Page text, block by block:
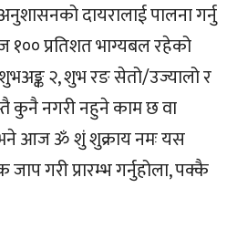
दायरालाई पालना गर्नु
१०० प्रतिशत भाग्यबल रहेको
२, शुभ रङ सेतो/उज्यालो र
कुनै नगरी नहुने काम छ वा
भने आज ॐ शुं शुक्राय नमः यस
जाप गरी प्रारम्भ गर्नुहोला, पक्कै